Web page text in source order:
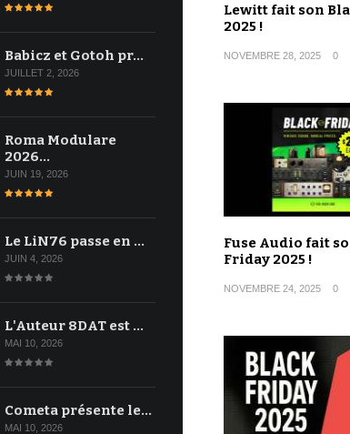
Babicz et Gotoh pr…
JUILLET 2, 2026
Roma Modulare
2026…
JUIN 19, 2026
Le LiN76 passe en …
JUIN 4, 2026
L'Auteur 8DAT est …
MAI 10, 2026
Cometa présente le…
MAI 10, 2026
Lewitt fait son
2025 !
NOVEMBRE 28, 2025 0
Fuse Audio fait
Friday 2025 !
NOVEMBRE 24, 2025 0